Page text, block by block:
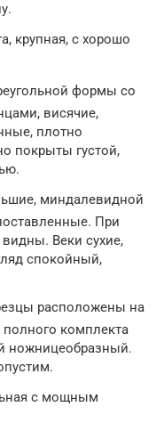
крупная, с хорошо
формы со
висячие,
плотно
покрыты густой,
миндалевидной
При
Веки сухие,
спокойный,
расположены на
комплекта
ножницеобразный.
с мощным